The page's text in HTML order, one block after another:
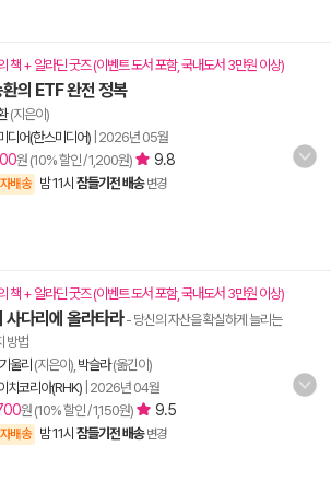
책 + 알라딘 굿즈 (이벤트 도서 포함, 국내도서 3만원 이상)
환의 ETF 완전 정복
(지은이)
디어(한스미디어) 2026년 05월
원 (10% 할인 / 1,200원) 9.8
배송 밤 11시 잠들기전 배송 변경
책 + 알라딘 굿즈 (이벤트 도서 포함, 국내도서 3만원 이상)
사다리에 올라타라- 당신의 자산을 확실하게 늘리는
방법
울리 (지은이), 박슬라(옮긴이)
치코리아(RHK) 2026년 04월
원 (10% 할인 / 1,150원) 9.5
배송 밤 11시 잠들기전 배송 변경